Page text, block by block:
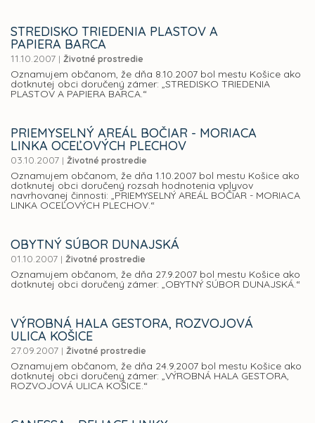
STREDISKO TRIEDENIA PLASTOV A
PAPIERA BARCA
11.10.2007 | Životné prostredie
Oznamujem občanom, že dňa 8.10.2007 bol mestu Košice ako
dotknutej obci doručený zámer: „STREDISKO TRIEDENIA
PLASTOV A PAPIERA BARCA.“
PRIEMYSELNÝ AREÁL BOČIAR - MORIACA
LINKA OCEĽOVÝCH PLECHOV
03.10.2007 | Životné prostredie
Oznamujem občanom, že dňa 1.10.2007 bol mestu Košice ako
dotknutej obci doručený rozsah hodnotenia vplyvov
navrhovanej činnosti: „PRIEMYSELNÝ AREÁL BOČIAR - MORIACA
LINKA OCEĽOVÝCH PLECHOV.“
OBYTNÝ SÚBOR DUNAJSKÁ
01.10.2007 | Životné prostredie
Oznamujem občanom, že dňa 27.9.2007 bol mestu Košice ako
dotknutej obci doručený zámer: „OBYTNÝ SÚBOR DUNAJSKÁ.“
VÝROBNÁ HALA GESTORA, ROZVOJOVÁ
ULICA KOŠICE
27.09.2007 | Životné prostredie
Oznamujem občanom, že dňa 24.9.2007 bol mestu Košice ako
dotknutej obci doručený zámer: „VÝROBNÁ HALA GESTORA,
ROZVOJOVÁ ULICA KOŠICE.“